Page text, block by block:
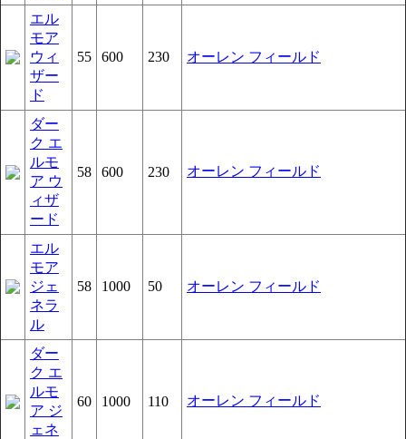
エル
モア
ウィ
ザー
ド
55 600 230 オーレン フィールド
ダー
ク エ
ルモ
ア ウ
ィザ
ード
58 600 230 オーレン フィールド
エル
モア
ジェ
ネラ
ル
58 1000 50 オーレン フィールド
ダー
ク エ
ルモ
ア ジ
ェネ
60 1000 110 オーレン フィールド